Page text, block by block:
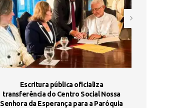
Escritura pública oficializa
transferência do Centro Social Nossa
Senhora da Esperança para a Paróquia